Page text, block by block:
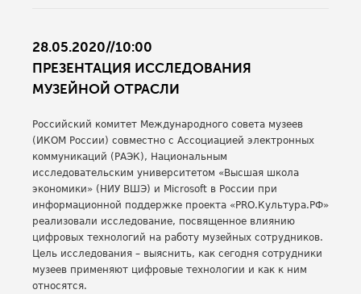
28.05.2020//10:00
ПРЕЗЕНТАЦИЯ ИССЛЕДОВАНИЯ
МУЗЕЙНОЙ ОТРАСЛИ
Российский комитет Международного совета музеев
(ИКОМ России) совместно с Ассоциацией электронных
коммуникаций (РАЭК), Национальным
исследовательским университетом «Высшая школа
экономики» (НИУ ВШЭ) и Microsoft в России при
информационной поддержке проекта «PRO.Культура.РФ»
реализовали исследование, посвященное влиянию
цифровых технологий на работу музейных сотрудников.
Цель исследования – выяснить, как сегодня сотрудники
музеев применяют цифровые технологии и как к ним
относятся.